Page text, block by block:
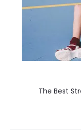
The Best